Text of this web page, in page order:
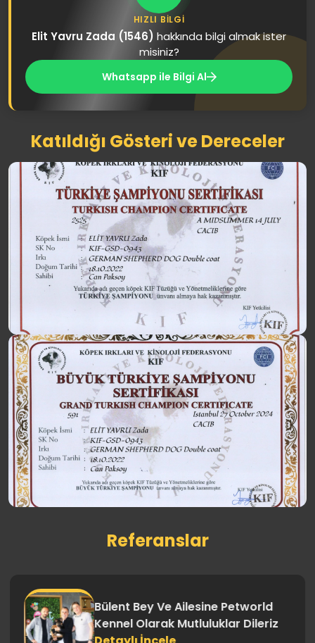
HIZLI BILGI
Elit Yavru Zada (1546) hakkında bilgi almak ister
misiniz?
Whatsapp ile Bilgi Al
Katıldığı Gösteri ve Dereceler
Referanslar
Bülent Bey Ve Ailesine Petworld
Kennel Olarak Mutluluklar Dileriz